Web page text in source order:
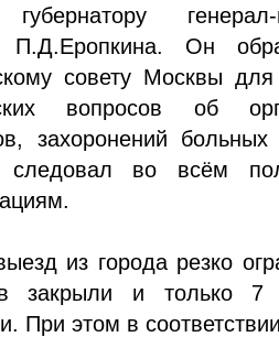
генерал-
П.Д.Еропкина. Он
совету Москвы
вопросов об
захоронений
во всём
из города резко
закрыли и только 7
При этом в